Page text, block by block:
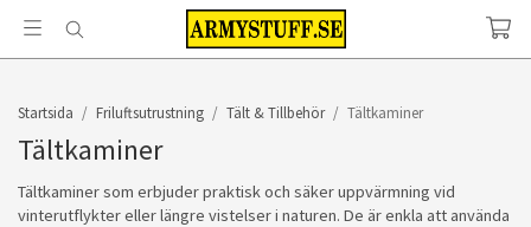
Startsida / Friluftsutrustning / Tält & Tillbehör / Tältkaminer
Tältkaminer
Tältkaminer som erbjuder praktisk och säker uppvärmning vid
vinterutflykter eller längre vistelser i naturen. De är enkla att använda